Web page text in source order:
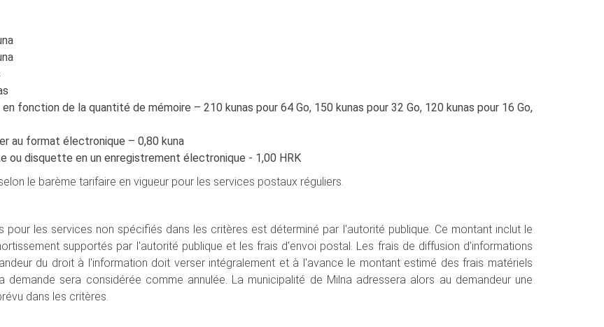
fonction de la quantité de mémoire – 210 kunas pour 64 Go, 150 kunas pour 32 Go, 120 kunas pour 16 Go,
au format électronique – 0,80 kuna
ou disquette en un enregistrement électronique - 1,00 HRK
le barème tarifaire en vigueur pour les services postaux réguliers.
les services non spécifiés dans les critères est déterminé par l'autorité publique. Ce montant inclut le
supportés par l'autorité publique et les frais d'envoi postal. Les frais de diffusion d'informations
du droit à l'information doit verser intégralement et à l'avance le montant estimé des frais matériels
sera considérée comme annulée. La municipalité de Milna adressera alors au demandeur une
dans les critères.